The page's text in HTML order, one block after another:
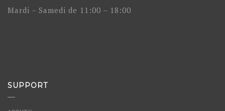
Mardi – Samedi de 11:00 – 18:00
SUPPORT